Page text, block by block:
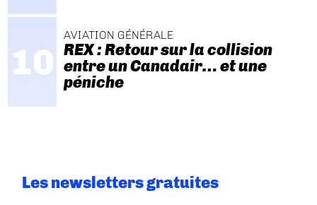
AVIATION GÉNÉRALE
REX : Retour sur la collision
entre un Canadair… et une
péniche
Les newsletters gratuites